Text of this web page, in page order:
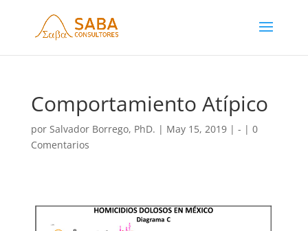
Comportamiento Atípico
por Salvador Borrego, PhD. | May 15, 2019| - | 0
Comentarios